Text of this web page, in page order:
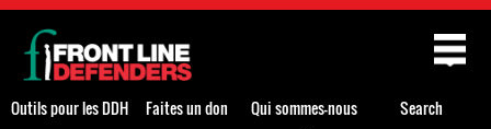
Back
to
top
Outils pour les DDH Faites un don
Qui sommes-nous
Search